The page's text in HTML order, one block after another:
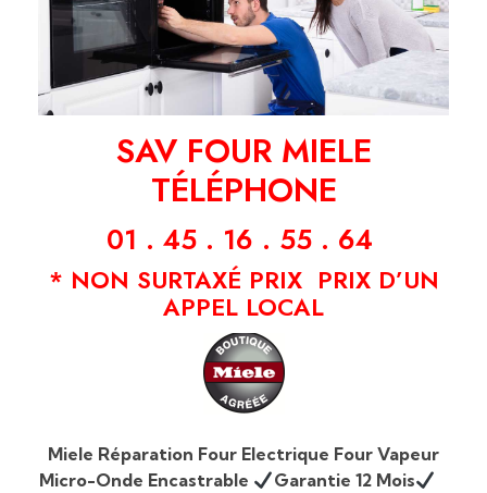
SAV FOUR MIELE
TÉLÉPHONE
01 . 45 . 16 . 55 . 64
* NON SURTAXÉ PRIX PRIX D’UN
APPEL LOCAL
Miele Réparation Four Electrique Four Vapeur
Micro-Onde Encastrable
Garantie 12 Mois